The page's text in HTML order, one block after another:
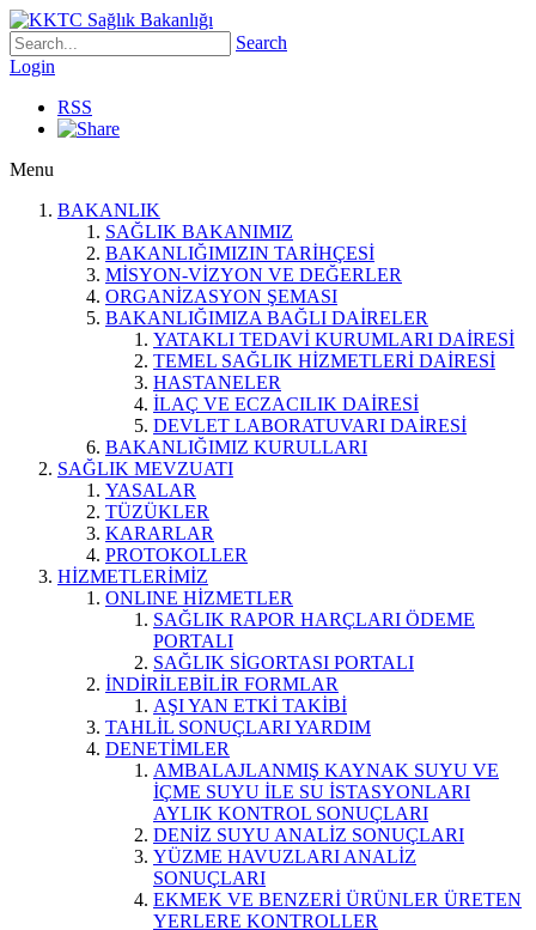
Search
Login
RSS
Menu
BAKANLIK
SAĞLIK BAKANIMIZ
BAKANLIĞIMIZIN TARİHÇESİ
MİSYON-VİZYON VE DEĞERLER
ORGANİZASYON ŞEMASI
BAKANLIĞIMIZA BAĞLI DAİRELER
YATAKLI TEDAVİ KURUMLARI DAİRESİ
TEMEL SAĞLIK HİZMETLERİ DAİRESİ
HASTANELER
İLAÇ VE ECZACILIK DAİRESİ
DEVLET LABORATUVARI DAİRESİ
BAKANLIĞIMIZ KURULLARI
SAĞLIK MEVZUATI
YASALAR
TÜZÜKLER
KARARLAR
PROTOKOLLER
HİZMETLERİMİZ
ONLINE HİZMETLER
SAĞLIK RAPOR HARÇLARI ÖDEME
PORTALI
SAĞLIK SİGORTASI PORTALI
İNDİRİLEBİLİR FORMLAR
AŞI YAN ETKİ TAKİBİ
TAHLİL SONUÇLARI YARDIM
DENETİMLER
AMBALAJLANMIŞ KAYNAK SUYU VE
İÇME SUYU İLE SU İSTASYONLARI
AYLIK KONTROL SONUÇLARI
DENİZ SUYU ANALİZ SONUÇLARI
YÜZME HAVUZLARI ANALİZ
SONUÇLARI
EKMEK VE BENZERİ ÜRÜNLER ÜRETEN
YERLERE KONTROLLER